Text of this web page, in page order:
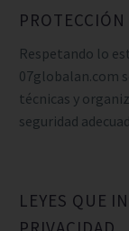
Respetando lo
07globalan.com
técnicas y
seguridad
LEYES QUE